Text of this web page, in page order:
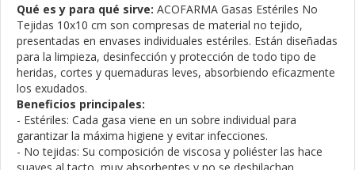
Qué es y para qué sirve: ACOFARMA Gasas Estériles No
Tejidas 10x10 cm son compresas de material no tejido,
presentadas en envases individuales estériles. Están diseñadas
para la limpieza, desinfección y protección de todo tipo de
heridas, cortes y quemaduras leves, absorbiendo eficazmente
los exudados.
Beneficios principales:
- Estériles: Cada gasa viene en un sobre individual para
garantizar la máxima higiene y evitar infecciones.
- No tejidas: Su composición de viscosa y poliéster las hace